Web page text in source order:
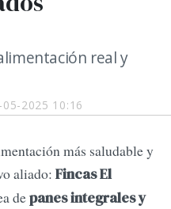
05-2025 10:16
real y
más saludable y
aliado: Fincas El
depanes integrales y